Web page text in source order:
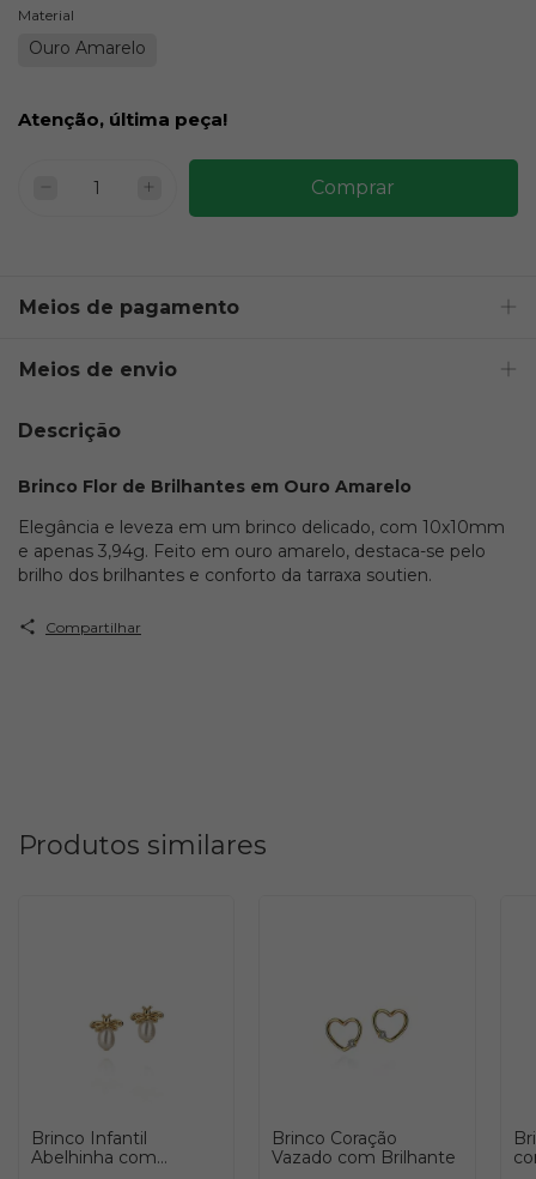
Material
Ouro Amarelo
Atenção, última peça!
Meios de pagamento
Meios de envio
Descrição
Brinco Flor de Brilhantes em Ouro Amarelo
Elegância e leveza em um brinco delicado, com 10x10mm
e apenas 3,94g. Feito em ouro amarelo, destaca-se pelo
brilho dos brilhantes e conforto da tarraxa soutien.
Compartilhar
Produtos similares
Brinco Infantil
Abelhinha com
Brinco Coração
Vazado com Brilhante